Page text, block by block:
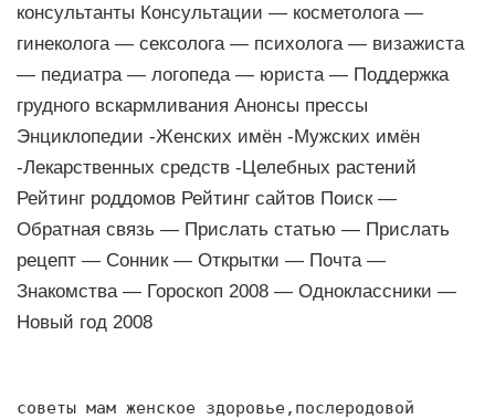
консультанты Консультации — косметолога —
гинеколога — сексолога — психолога — визажиста
— педиатра — логопеда — юриста — Поддержка
грудного вскармливания Анонсы прессы
Энциклопедии -Женских имён -Мужских имён
-Лекарственных средств -Целебных растений
Рейтинг роддомов Рейтинг сайтов Поиск —
Обратная связь — Прислать статью — Прислать
рецепт — Сонник — Открытки — Почта —
Знакомства — Гороскоп 2008 — Одноклассники —
Новый год 2008
советы мам женское здоровье,послеродовой